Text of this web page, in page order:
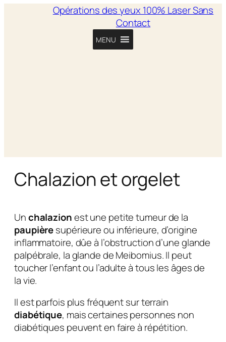
Opérations des yeux 100% Laser Sans
Contact
MENU
Chalazion et orgelet
Unchalazionest une petite tumeur de la
paupièresupérieure ou inférieure, d’origine
inflammatoire, dûe à l’obstruction d’une glande
palpébrale, la glande de Meibomius. Il peut
toucher l’enfant ou l’adulte à tous les âges de
la vie.
Il est parfois plus fréquent sur terrain
diabétique, mais certaines personnes non
diabétiques peuvent en faire à répétition.